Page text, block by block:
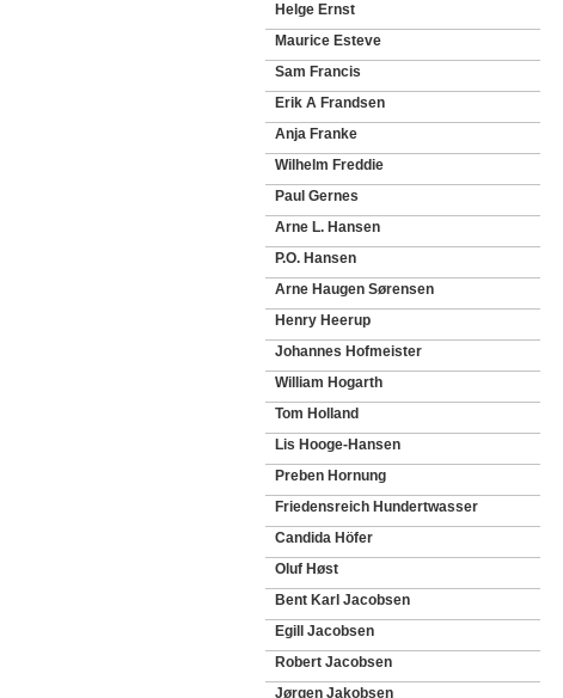
Helge Ernst
Maurice Esteve
Sam Francis
Erik A Frandsen
Anja Franke
Wilhelm Freddie
Paul Gernes
Arne L. Hansen
P.O. Hansen
Arne Haugen Sørensen
Henry Heerup
Johannes Hofmeister
William Hogarth
Tom Holland
Lis Hooge-Hansen
Preben Hornung
Friedensreich Hundertwasser
Candida Höfer
Oluf Høst
Bent Karl Jacobsen
Egill Jacobsen
Robert Jacobsen
Jørgen Jakobsen